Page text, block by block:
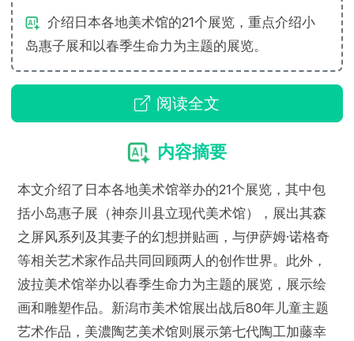
介绍日本各地美术馆的21个展览，重点介绍小
岛惠子展和以春季生命力为主题的展览。
阅读全文
内容摘要
本文介绍了日本各地美术馆举办的21个展览，其中包
括小岛惠子展（神奈川县立现代美术馆），展出其森
之屏风系列及其妻子的幻想拼贴画，与伊萨姆·诺格奇
等相关艺术家作品共同回顾两人的创作世界。此外，
波拉美术馆举办以春季生命力为主题的展览，展示绘
画和雕塑作品。新潟市美术馆展出战后80年儿童主题
艺术作品，美濃陶艺美术馆则展示第七代陶工加藤幸